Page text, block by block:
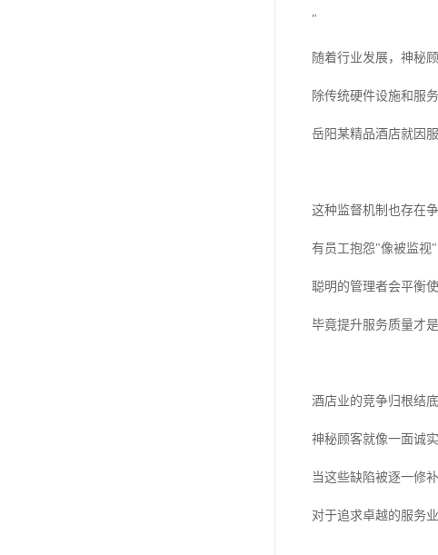
"
随着行业发展，神秘
除传统硬件设施和服
岳阳某精品酒店就因
这种监督机制也存在争
有员工抱怨"像被监视
聪明的管理者会平衡
毕竟提升服务质量才
酒店业的竞争归根结
神秘顾客就像一面诚
当这些缺陷被逐一修
对于追求卓越的服务